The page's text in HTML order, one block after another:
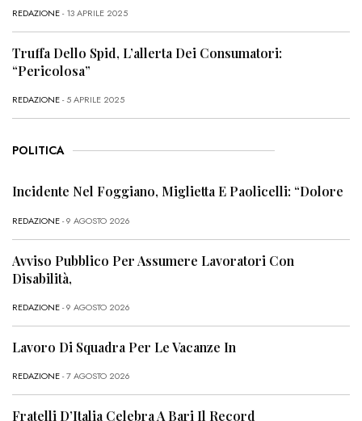
REDAZIONE- 13 APRILE 2025
Truffa Dello Spid, L’allerta Dei Consumatori:
“Pericolosa”
REDAZIONE- 5 APRILE 2025
POLITICA
Incidente Nel Foggiano, Miglietta E Paolicelli: “Dolore
REDAZIONE- 9 AGOSTO 2026
Avviso Pubblico Per Assumere Lavoratori Con
Disabilità,
REDAZIONE- 9 AGOSTO 2026
Lavoro Di Squadra Per Le Vacanze In
REDAZIONE- 7 AGOSTO 2026
Fratelli D’Italia Celebra A Bari Il Record